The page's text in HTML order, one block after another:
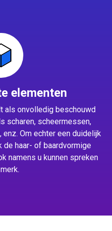
elementen
als onvolledig beschouwd
scharen, scheermessen,
Om echter een duidelijk
de haar- of baardvormige
namens u kunnen spreken